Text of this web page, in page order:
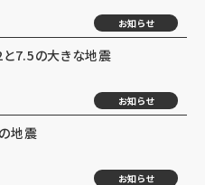
お知らせ
と7.5の大きな地震
お知らせ
地震
お知らせ